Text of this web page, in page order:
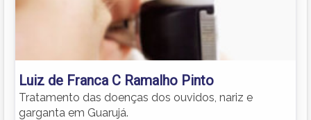
Luiz de Franca C Ramalho Pinto
Tratamento das doenças dos ouvidos, nariz e
garganta em Guarujá.